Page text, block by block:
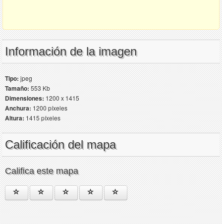
Información de la imagen
Tipo:jpeg
Tamaño:553 Kb
Dimensiones:1200 x 1415
Anchura:1200 píxeles
Altura:1415 píxeles
Calificación del mapa
Califica este mapa